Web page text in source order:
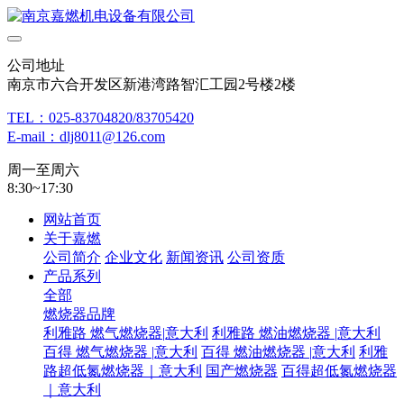
公司地址
南京市六合开发区新港湾路智汇工园2号楼2楼
TEL：025-83704820/83705420
E-mail：dlj8011@126.com
周一至周六
8:30~17:30
网站首页
关于嘉燃
公司简介 企业文化 新闻资讯 公司资质
产品系列
全部
燃烧器品牌
利雅路 燃气燃烧器|意大利 利雅路 燃油燃烧器 |意大利
百得 燃气燃烧器 |意大利 百得 燃油燃烧器 |意大利 利雅
路超低氮燃烧器｜意大利 国产燃烧器 百得超低氮燃烧器
｜意大利